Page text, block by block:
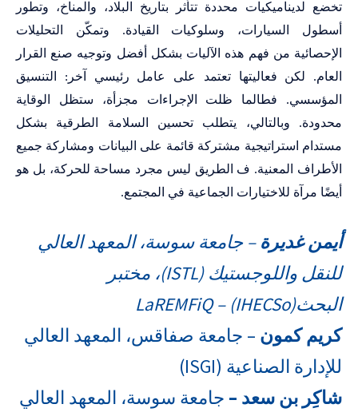
تخضع لديناميكيات محددة تتأثر بتاريخ البلاد، والمناخ، وتطور
أسطول السيارات، وسلوكيات القيادة. وتمكّن التحليلات
الإحصائية من فهم هذه الآليات بشكل أفضل وتوجيه صنع القرار
العام. لكن فعاليتها تعتمد على عامل رئيسي آخر: التنسيق
المؤسسي. فطالما ظلت الإجراءات مجزأة، ستظل الوقاية
محدودة. وبالتالي، يتطلب تحسين السلامة الطرقية بشكل
مستدام استراتيجية مشتركة قائمة على البيانات ومشاركة جميع
الأطراف المعنية. ف الطريق ليس مجرد مساحة للحركة، بل هو
أيضًا مرآة للاختيارات الجماعية في المجتمع.
أيمن غديرة– جامعة سوسة، المعهد العالي
للنقل واللوجستيك (ISTL)، مختبر
البحثLaREMFiQ – (IHECSo)
كريم كمون – جامعة صفاقس، المعهد العالي
للإدارة الصناعية (ISGI)
شاكِر بن سعد – جامعة سوسة، المعهد العالي